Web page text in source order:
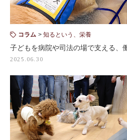
コラム 知るという、栄養
子どもを病院や司法の場で支える、
2025.06.30